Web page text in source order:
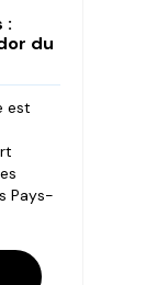
:
du
est
Pays-